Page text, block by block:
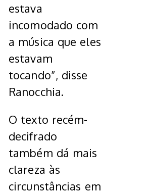
estava
incomodado com
a música que eles
estavam
tocando”, disse
Ranocchia.
O texto recém-
decifrado
também dá mais
clareza às
circunstâncias em